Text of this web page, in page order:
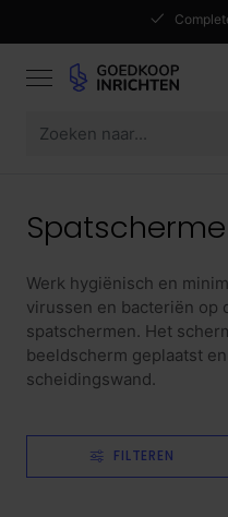
Werk hygiënisch en
virussen en bacteriën op
spatschermen. Het
beeldscherm geplaatst
scheidingswand.
FILTEREN